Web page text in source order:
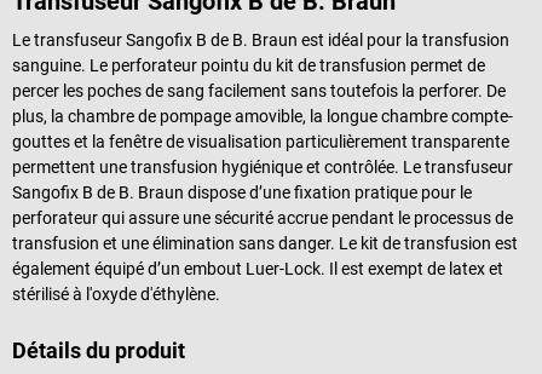
Le transfuseur Sangofix B de B. Braun est idéal pour la transfusion
sanguine. Le perforateur pointu du kit de transfusion permet de
percer les poches de sang facilement sans toutefois la perforer. De
plus, la chambre de pompage amovible, la longue chambre compte-
gouttes et la fenêtre de visualisation particulièrement transparente
permettent une transfusion hygiénique et contrôlée. Le transfuseur
Sangofix B de B. Braun dispose d’une fixation pratique pour le
perforateur qui assure une sécurité accrue pendant le processus de
transfusion et une élimination sans danger. Le kit de transfusion est
également équipé d’un embout Luer-Lock. Il est exempt de latex et
stérilisé à l'oxyde d'éthylène.
Détails du produit